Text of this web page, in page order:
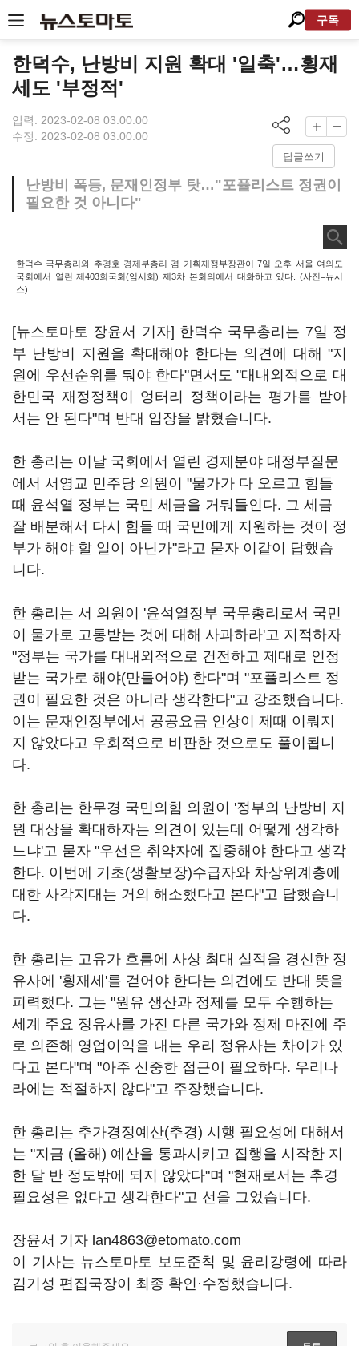
구독
한덕수, 난방비 지원 확대 '일축'…횡재
세도 '부정적'
입력: 2023-02-08 03:00:00
수정: 2023-02-08 03:00:00
답글쓰기
난방비 폭등, 문재인정부 탓…"포퓰리스트 정권이
필요한 것 아니다"
한덕수 국무총리와 추경호 경제부총리 겸 기획재정부장관이 7일 오후 서울 여의도
국회에서 열린 제403회국회(임시회) 제3차 본회의에서 대화하고 있다. (사진=뉴시
스)
[뉴스토마토 장윤서 기자] 한덕수 국무총리는 7일 정
부 난방비 지원을 확대해야 한다는 의견에 대해 "지
원에 우선순위를 둬야 한다"면서도 "대내외적으로 대
한민국 재정정책이 엉터리 정책이라는 평가를 받아
서는 안 된다"며 반대 입장을 밝혔습니다.
한 총리는 이날 국회에서 열린 경제분야 대정부질문
에서 서영교 민주당 의원이 "물가가 다 오르고 힘들
때 윤석열 정부는 국민 세금을 거둬들인다. 그 세금
잘 배분해서 다시 힘들 때 국민에게 지원하는 것이 정
부가 해야 할 일이 아닌가"라고 묻자 이같이 답했습
니다.
한 총리는 서 의원이 '윤석열정부 국무총리로서 국민
이 물가로 고통받는 것에 대해 사과하라'고 지적하자
"정부는 국가를 대내외적으로 건전하고 제대로 인정
받는 국가로 해야(만들어야) 한다"며 "포퓰리스트 정
권이 필요한 것은 아니라 생각한다"고 강조했습니다.
이는 문재인정부에서 공공요금 인상이 제때 이뤄지
지 않았다고 우회적으로 비판한 것으로도 풀이됩니
다.
한 총리는 한무경 국민의힘 의원이 '정부의 난방비 지
원 대상을 확대하자는 의견이 있는데 어떻게 생각하
느냐'고 묻자 "우선은 취약자에 집중해야 한다고 생각
한다. 이번에 기초(생활보장)수급자와 차상위계층에
대한 사각지대는 거의 해소했다고 본다"고 답했습니
다.
한 총리는 고유가 흐름에 사상 최대 실적을 경신한 정
유사에 '횡재세'를 걷어야 한다는 의견에도 반대 뜻을
피력했다. 그는 "원유 생산과 정제를 모두 수행하는
세계 주요 정유사를 가진 다른 국가와 정제 마진에 주
로 의존해 영업이익을 내는 우리 정유사는 차이가 있
다고 본다"며 "아주 신중한 접근이 필요하다. 우리나
라에는 적절하지 않다"고 주장했습니다.
한 총리는 추가경정예산(추경) 시행 필요성에 대해서
는 "지금 (올해) 예산을 통과시키고 집행을 시작한 지
한 달 반 정도밖에 되지 않았다"며 "현재로서는 추경
필요성은 없다고 생각한다"고 선을 그었습니다.
장윤서 기자 lan4863@etomato.com
이 기사는 뉴스토마토 보도준칙 및 윤리강령에 따라
김기성 편집국장이 최종 확인·수정했습니다.